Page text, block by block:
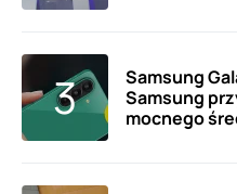
Samsung
Samsung
mocnego